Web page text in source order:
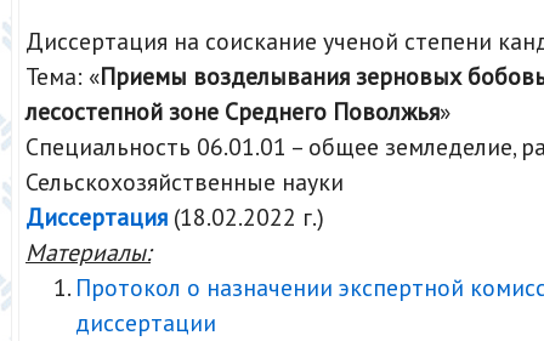
Диссертация на соискание ученой степени
Тема: «Приемы возделывания зерновых
лесостепной зоне Среднего Поволжья»
Специальность 06.01.01 – общее земледелие,
Сельскохозяйственные науки
Диссертация (18.02.2022 г.)
Материалы:
Протокол о назначении экспертной
диссертации